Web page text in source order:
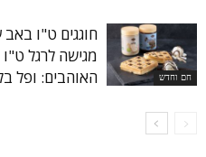
חם וחדש
חוגגים ט"ו
מגישה לרגל ט"ו
האוהבים: ופל